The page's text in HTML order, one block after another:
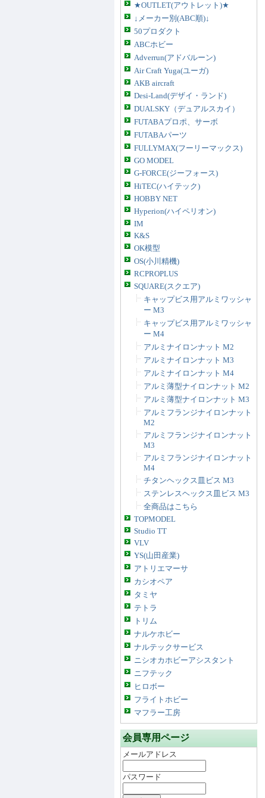
★OUTLET(アウトレット)★
↓メーカー別(ABC順)↓
50プロダクト
ABCホビー
Adverrun(アドバルーン)
Air Craft Yuga(ユーガ)
AKB aircraft
Desi-Land(デザイ・ランド)
DUALSKY（デュアルスカイ）
FUTABAプロポ、サーボ
FUTABAパーツ
FULLYMAX(フーリーマックス)
GO MODEL
G-FORCE(ジーフォース)
HiTEC(ハイテック)
HOBBY NET
Hyperion(ハイペリオン)
IM
K&S
OK模型
OS(小川精機)
RCPROPLUS
SQUARE(スクエア)
キャップビス用アルミワッシャ
ー M3
キャップビス用アルミワッシャ
ー M4
アルミナイロンナット M2
アルミナイロンナット M3
アルミナイロンナット M4
アルミ薄型ナイロンナット M2
アルミ薄型ナイロンナット M3
アルミフランジナイロンナット
M2
アルミフランジナイロンナット
M3
アルミフランジナイロンナット
M4
チタンヘックス皿ビス M3
ステンレスヘックス皿ビス M3
全商品はこちら
TOPMODEL
Studio TT
VLV
YS(山田産業)
アトリエマーサ
カシオペア
タミヤ
テトラ
トリム
ナルケホビー
ナルテックサービス
ニシオカホビーアシスタント
ニフテック
ヒロボー
フライトホビー
マフラー工房
会員専用ページ
メールアドレス
パスワード